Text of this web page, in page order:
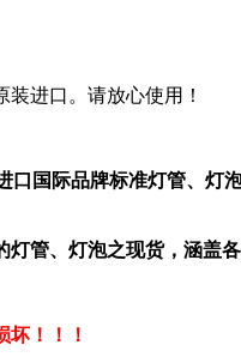
进口。请放心使用！
口国际品牌标准灯管、
管、灯泡之现货，涵盖各
！！！